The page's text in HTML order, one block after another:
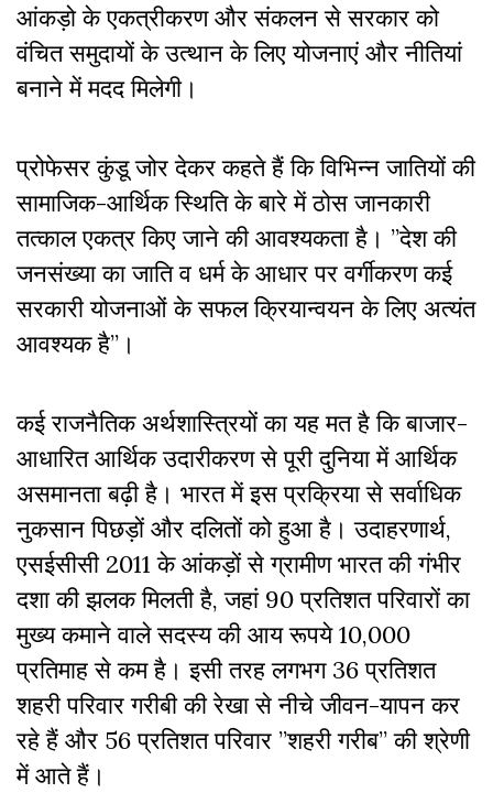
आंकड़ो के एकत्रीकरण और संकलन से सरकार को
वंचित समुदायों के उत्थान के लिए योजनाएं और नीतियां
बनाने में मदद मिलेगी।
प्रोफेसर कुंडू जोर देकर कहते हैं कि विभिन्न जातियों की
सामाजिक-आर्थिक स्थिति के बारे में ठोस जानकारी
तत्काल एकत्र किए जाने की आवश्यकता है। ”देश की
जनसंख्या का जाति व धर्म के आधार पर वर्गीकरण कई
सरकारी योजनाओं के सफल क्रियान्वयन के लिए अत्यंत
आवश्यक है”।
कई राजनैतिक अर्थशास्त्रियों का यह मत है कि बाजार-
आधारित आर्थिक उदारीकरण से पूरी दुनिया में आर्थिक
असमानता बढ़ी है। भारत में इस प्रक्रिया से सर्वाधिक
नुकसान पिछड़ों और दलितों को हुआ है। उदाहरणार्थ,
एसईसीसी 2011 के आंकड़ों से ग्रामीण भारत की गंभीर
दशा की झलक मिलती है, जहां 90 प्रतिशत परिवारों का
मुख्य कमाने वाले सदस्य की आय रूपये 10,000
प्रतिमाह से कम है। इसी तरह लगभग 36 प्रतिशत
शहरी परिवार गरीबी की रेखा से नीचे जीवन-यापन कर
रहे हैं और 56 प्रतिशत परिवार ”शहरी गरीब” की श्रेणी
में आते हैं।